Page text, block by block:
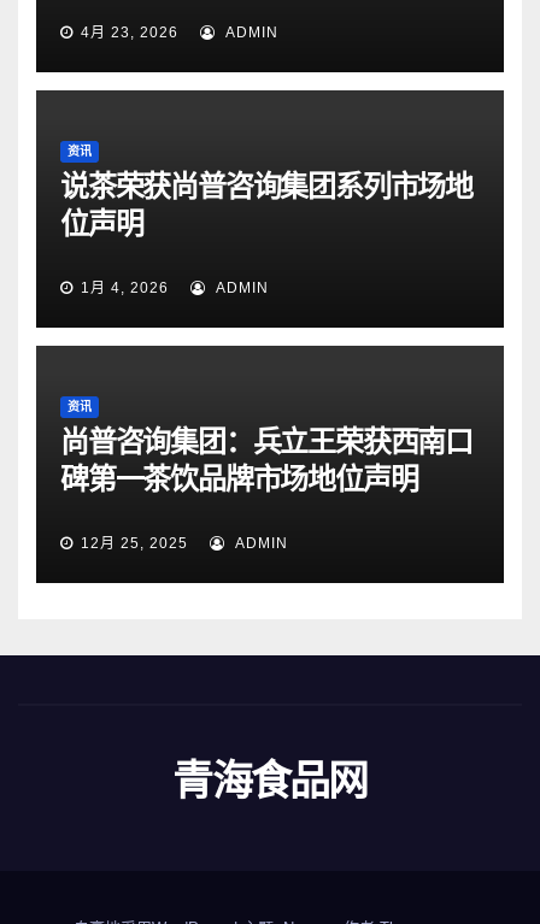
4月 23, 2026 ADMIN
资讯
说茶荣获尚普咨询集团系列市场地
位声明
1月 4, 2026 ADMIN
资讯
尚普咨询集团：兵立王荣获西南口
碑第一茶饮品牌市场地位声明
12月 25, 2025 ADMIN
青海食品网